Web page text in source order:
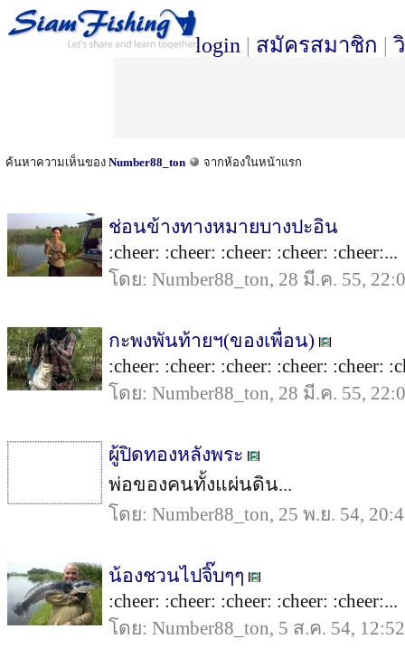
login | สมัครสมาชิก |
ค้นหาความเห็นของ Number88_ton จากห้องในหน้าแรก
ช่อนข้างทางหมายบางปะอิน
:cheer: :cheer: :cheer: :cheer: :cheer:...
โดย: Number88_ton, 28 มี.ค. 55,
กะพงพันท้ายฯ(ของเพื่อน)
:cheer: :cheer: :cheer: :cheer: :cheer:
โดย: Number88_ton, 28 มี.ค. 55,
ผู้ปิดทองหลังพระ
พ่อของคนทั้งแผ่นดิน...
โดย: Number88_ton, 25 พ.ย. 54,
น้องชวนไปจิ๊บๆๆ
:cheer: :cheer: :cheer: :cheer: :cheer:...
โดย: Number88_ton, 5 ส.ค. 54, 12:52